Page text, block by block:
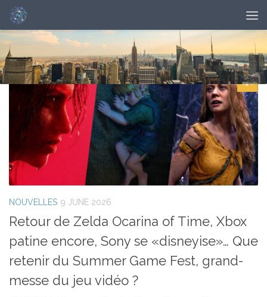
DAILY ARCHIVE:JUNE 9, 2026
0
NOUVELLES 9 JUNE 2026
Retour de Zelda Ocarina of Time, Xbox
patine encore, Sony se «disneyise»… Que
retenir du Summer Game Fest, grand-
messe du jeu vidéo ?